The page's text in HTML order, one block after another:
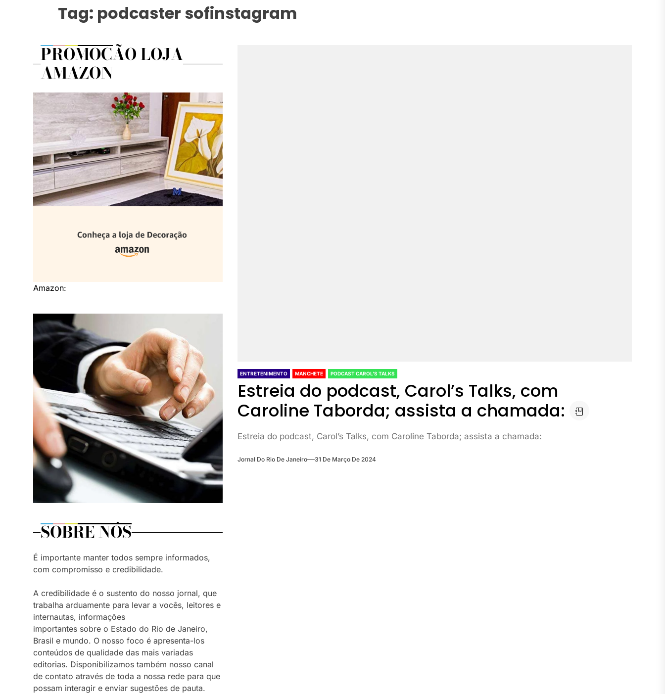
Tag: podcaster sofinstagram
ENTRETENIMENTO MANCHETE PODCAST CAROL’S TALKS
Estreia do podcast, Carol’s Talks, com
Caroline Taborda; assista a chamada:
Estreia do podcast, Carol’s Talks, com Caroline Taborda; assista a chamada:
Jornal Do Rio De Janeiro 31 De Março De 2024
PROMOÇÃO LOJA
AMAZON
Amazon:
SOBRE NÓS
É importante manter todos sempre informados,
com compromisso e credibilidade.
A credibilidade é o sustento do nosso jornal, que
trabalha arduamente para levar a vocês, leitores e
internautas, informações
importantes sobre o Estado do Rio de Janeiro,
Brasil e mundo. O nosso foco é apresenta-los
conteúdos de qualidade das mais variadas
editorias. Disponibilizamos também nosso canal
de contato através de toda a nossa rede para que
possam interagir e enviar sugestões de pauta.